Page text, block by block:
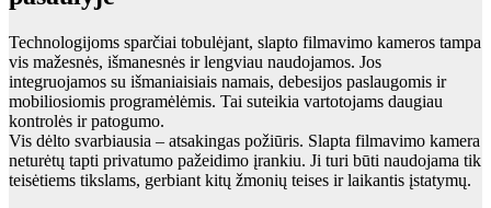
Technologijoms sparčiai tobulėjant, slapto filmavimo kameros tampa
vis mažesnės, išmanesnės ir lengviau naudojamos. Jos
integruojamos su išmaniaisiais namais, debesijos paslaugomis ir
mobiliosiomis programėlėmis. Tai suteikia vartotojams daugiau
kontrolės ir patogumo.
Vis dėlto svarbiausia – atsakingas požiūris. Slapta filmavimo kamera
neturėtų tapti privatumo pažeidimo įrankiu. Ji turi būti naudojama tik
teisėtiems tikslams, gerbiant kitų žmonių teises ir laikantis įstatymų.